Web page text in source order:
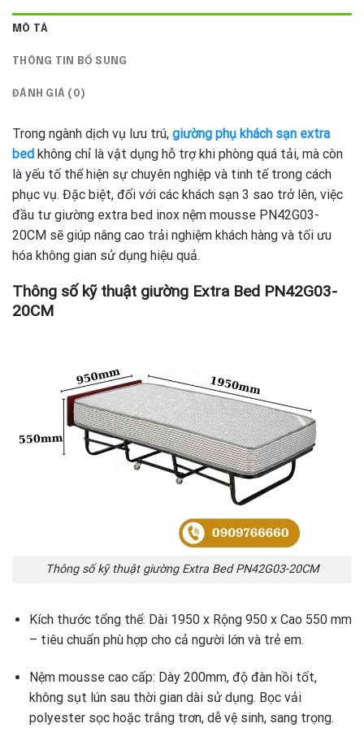
MÔ TẢ
THÔNG TIN BỔ SUNG
ĐÁNH GIÁ (0)
Trong ngành dịch vụ lưu trú, giường phụ khách sạn extra
bed không chỉ là vật dụng hỗ trợ khi phòng quá tải, mà còn
là yếu tố thể hiện sự chuyên nghiệp và tinh tế trong cách
phục vụ. Đặc biệt, đối với các khách sạn 3 sao trở lên, việc
đầu tư giường extra bed inox nệm mousse PN42G03-
20CM sẽ giúp nâng cao trải nghiệm khách hàng và tối ưu
hóa không gian sử dụng hiệu quả.
Thông số kỹ thuật giường Extra Bed PN42G03-
20CM
Thông số kỹ thuật giường Extra Bed PN42G03-20CM
Kích thước tổng thể: Dài 1950 x Rộng 950 x Cao 550 mm
– tiêu chuẩn phù hợp cho cả người lớn và trẻ em.
Nệm mousse cao cấp: Dày 200mm, độ đàn hồi tốt,
không sụt lún sau thời gian dài sử dụng. Bọc vải
polyester sọc hoặc trắng trơn, dễ vệ sinh, sang trọng.